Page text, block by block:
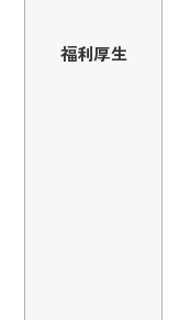
福利厚生